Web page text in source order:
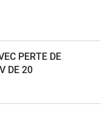
PERTE DE
DE 20